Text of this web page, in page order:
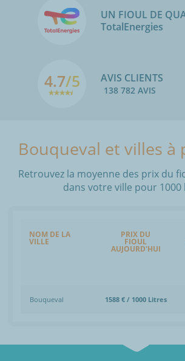
UN FIOUL DE
TotalEnergies
4.7/5 AVIS CLIENTS
138 782 AVIS
Bouqueval et villes à
Retrouvez la moyenne des prix du
dans votre ville pour 1000
NOM DE LA
VILLE
PRIX DU
FIOUL
AUJOURD'HUI
Bouqueval 1588 € / 1000 Litres